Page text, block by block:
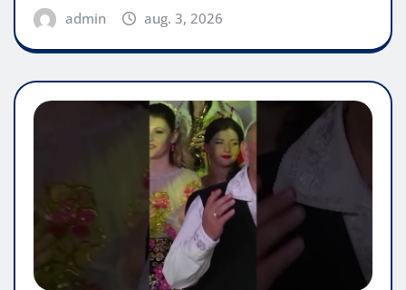
admin aug. 3, 2026